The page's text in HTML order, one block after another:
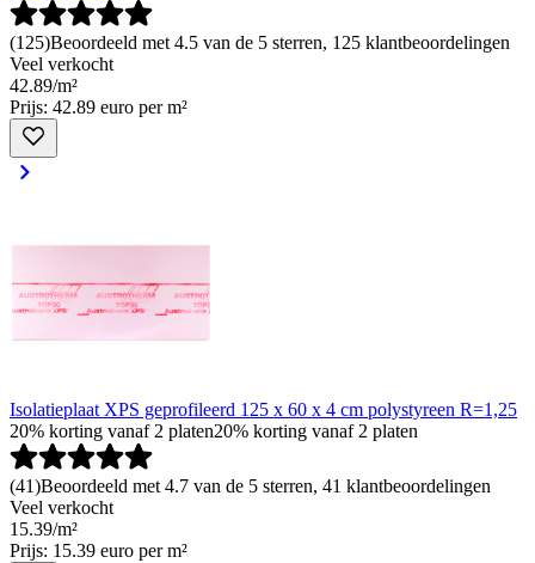
(125)Beoordeeld met 4.5 van de 5 sterren, 125 klantbeoordelingen
Veel verkocht
42.89/m²
Prijs: 42.89 euro per m²
Isolatieplaat XPS geprofileerd 125 x 60 x 4 cm polystyreen R=1,25
20% korting vanaf 2 platen20% korting vanaf 2 platen
(41)Beoordeeld met 4.7 van de 5 sterren, 41 klantbeoordelingen
Veel verkocht
15.39/m²
Prijs: 15.39 euro per m²